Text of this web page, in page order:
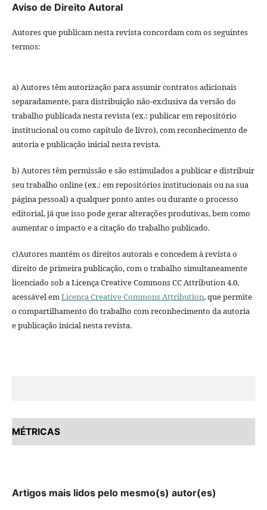
Aviso de Direito Autoral
Autores que publicam nesta revista concordam com os seguintes
termos:
a) Autores têm autorização para assumir contratos adicionais
separadamente, para distribuição não-exclusiva da versão do
trabalho publicada nesta revista (ex.: publicar em repositório
institucional ou como capítulo de livro), com reconhecimento de
autoria e publicação inicial nesta revista.
b) Autores têm permissão e são estimulados a publicar e distribuir
seu trabalho online (ex.: em repositórios institucionais ou na sua
página pessoal) a qualquer ponto antes ou durante o processo
editorial, já que isso pode gerar alterações produtivas, bem como
aumentar o impacto e a citação do trabalho publicado.
c)Autores mantém os direitos autorais e concedem à revista o
direito de primeira publicação, com o trabalho simultaneamente
licenciado sob a Licença Creative Commons CC Attribution 4.0,
acessável emLicença Creative Commons Attribution, que permite
o compartilhamento do trabalho com reconhecimento da autoria
e publicação inicial nesta revista.
MÉTRICAS
Artigos mais lidos pelo mesmo(s) autor(es)